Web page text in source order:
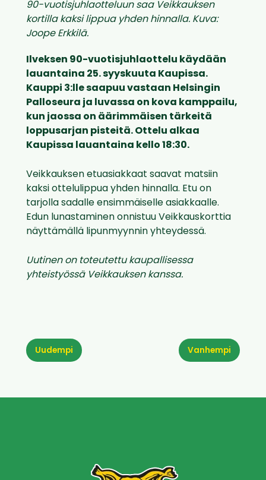
90-vuotisjuhlaotteluun saa Veikkauksen
kortilla kaksi lippua yhden hinnalla. Kuva:
Joope Erkkilä.
Ilveksen 90-vuotisjuhlaottelu käydään
lauantaina 25. syyskuuta Kaupissa.
Kauppi 3:lle saapuu vastaan Helsingin
Palloseura ja luvassa on kova kamppailu,
kun jaossa on äärimmäisen tärkeitä
loppusarjan pisteitä. Ottelu alkaa
Kaupissa lauantaina kello 18:30.
Veikkauksen etuasiakkaat saavat matsiin
kaksi ottelulippua yhden hinnalla. Etu on
tarjolla sadalle ensimmäiselle asiakkaalle.
Edun lunastaminen onnistuu Veikkauskorttia
näyttämällä lipunmyynnin yhteydessä.
Uutinen on toteutettu kaupallisessa
yhteistyössä Veikkauksen kanssa.
Vanhempi
Uudempi